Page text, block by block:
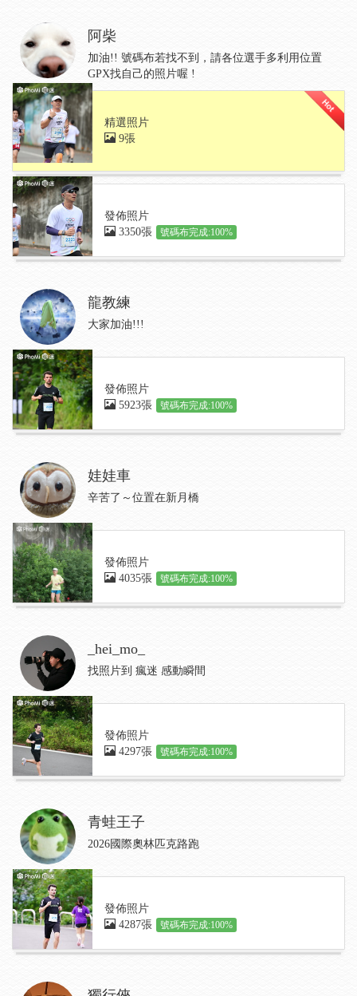
阿柴
加油!! 號碼布若找不到，請各位選手多利用位置
GPX找自己的照片喔 !
精選照片
9張
發佈照片
3350張
號碼布完成:100%
龍教練
大家加油!!!
發佈照片
5923張
號碼布完成:100%
娃娃車
辛苦了～位置在新月橋
發佈照片
4035張
號碼布完成:100%
_hei_mo_
找照片到 瘋迷 感動瞬間
發佈照片
4297張
號碼布完成:100%
青蛙王子
2026國際奧林匹克路跑
發佈照片
4287張
號碼布完成:100%